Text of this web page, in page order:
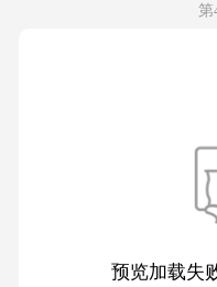
第
预览加载失